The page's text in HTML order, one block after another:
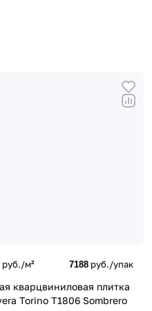
руб./м² 7188 руб./упак
кварцвиниловая плитка
Torino T1806 Sombrero